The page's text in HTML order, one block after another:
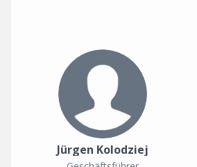
Jürgen Kolodziej